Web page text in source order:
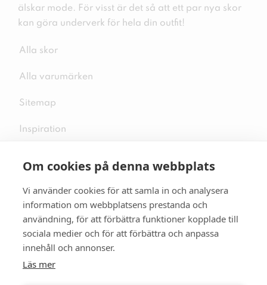
Om cookies på denna webbplats
Vi använder cookies för att samla in och analysera
information om webbplatsens prestanda och
användning, för att förbättra funktioner kopplade till
sociala medier och för att förbättra och anpassa
innehåll och annonser.
Läs mer
älskar mode. För visst är det så att ett par nya skor
kan göra underverk för hela din outfit!
Alla skor
Alla varumärken
Sitemap
Inspiration
Följ oss på sociala medier
Se mer skor: skopunkten.se